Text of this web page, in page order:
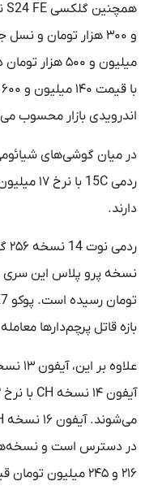
اندرویدی بازار محسوب
دارند.
بازه قاتل پرچم‌دارها
در دسترس است و
۲۱۶ و ۲۴۵ میلیون تومان قیمت‌گذاری شده‌اند.